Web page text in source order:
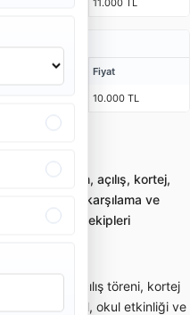
11.000 TL
Fiyat
10.000 TL
alma, düğün, açılış, kortej,
enerjik karşılama ve
profesyonel ekipleri
girişi, açılış töreni, kortej
festival, okul etkinliği ve